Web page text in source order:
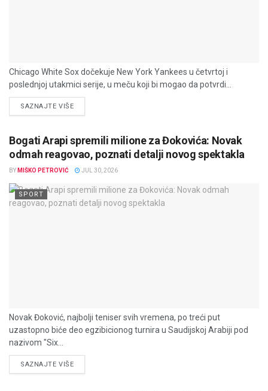
Chicago White Sox dočekuje New York Yankees u četvrtoj i
poslednjoj utakmici serije, u meču koji bi mogao da potvrdi...
SAZNAJTE VIŠEDETAILS
Bogati Arapi spremili milione za Đokovića: Novak
odmah reagovao, poznati detalji novog spektakla
BY MIŠKO PETROVIĆ JUL 30, 2026
SPORT
Novak Đoković, najbolji teniser svih vremena, po treći put
uzastopno biće deo egzibicionog turnira u Saudijskoj Arabiji pod
nazivom "Six...
SAZNAJTE VIŠEDETAILS